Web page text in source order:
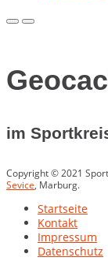
PrimaryPrimary
im
Copyright © 2021
Sevice, Marburg.
Startseite
Kontakt
Impressum
Datenschutz